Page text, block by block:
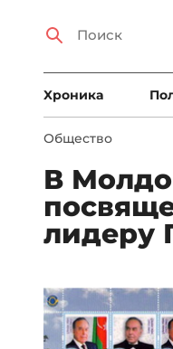
Xроника
Общество
В
лидеру